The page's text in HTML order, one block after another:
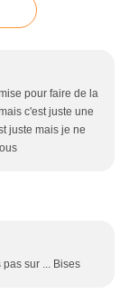
pour faire de la
c'est juste une
juste mais je ne
sur ... Bises